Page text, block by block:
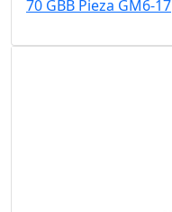
70 GBB Pieza GM6-17